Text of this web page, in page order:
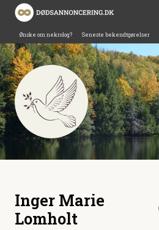
Ønske om nekrolog? Seneste bekendtgørelser
Inger Marie
Lomholt